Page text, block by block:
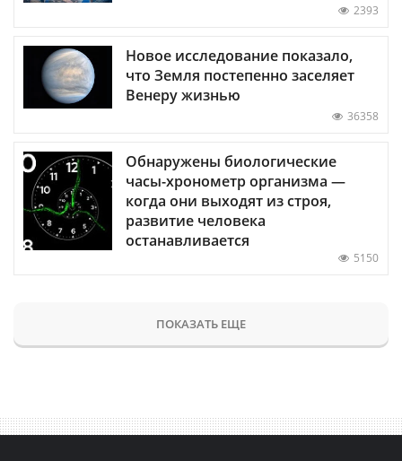
2393
Новое исследование показало,
что Земля постепенно заселяет
Венеру жизнью
36358
Обнаружены биологические
часы-хронометр организма —
когда они выходят из строя,
развитие человека
останавливается
5150
ПОКАЗАТЬ ЕЩЕ